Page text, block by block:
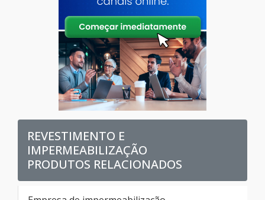
REVESTIMENTO E
IMPERMEABILIZAÇÃO
PRODUTOS RELACIONADOS